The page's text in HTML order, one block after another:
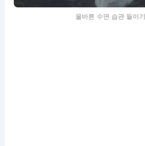
올바른 수면 습관 들이기